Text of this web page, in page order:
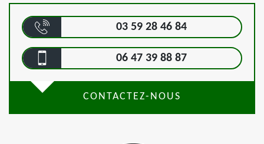
03 59 28 46 84
06 47 39 88 87
CONTACTEZ-NOUS